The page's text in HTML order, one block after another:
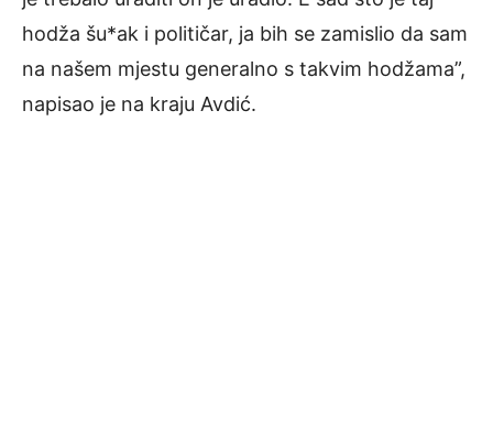
hodža šu*ak i političar, ja bih se zamislio da sam
na našem mjestu generalno s takvim hodžama”,
napisao je na kraju Avdić.